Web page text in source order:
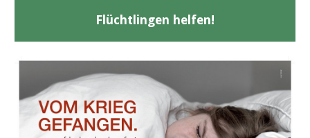
Flüchtlingen helfen!